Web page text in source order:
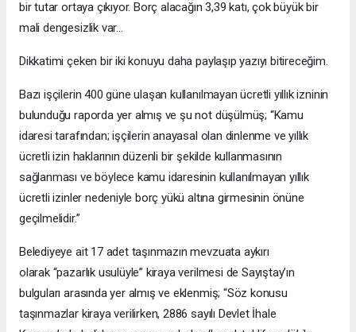
bir tutar ortaya çıkıyor. Borç alacağın 3,39 katı, çok büyük bir
mali dengesizlik var…
Dikkatimi çeken bir iki konuyu daha paylaşıp yazıyı bitireceğim.
Bazı işçilerin 400 güne ulaşan kullanılmayan ücretli yıllık izninin
bulunduğu raporda yer almış ve şu not düşülmüş; “Kamu
idaresi tarafından; işçilerin anayasal olan dinlenme ve yıllık
ücretli izin haklarının düzenli bir şekilde kullanmasının
sağlanması ve böylece kamu idaresinin kullanılmayan yıllık
ücretli izinler nedeniyle borç yükü altına girmesinin önüne
geçilmelidir.”
Belediyeye ait 17 adet taşınmazın mevzuata aykırı
olarak “pazarlık usulüyle” kiraya verilmesi de Sayıştay’ın
bulguları arasında yer almış ve eklenmiş; “Söz konusu
taşınmazlar kiraya verilirken, 2886 sayılı Devlet İhale